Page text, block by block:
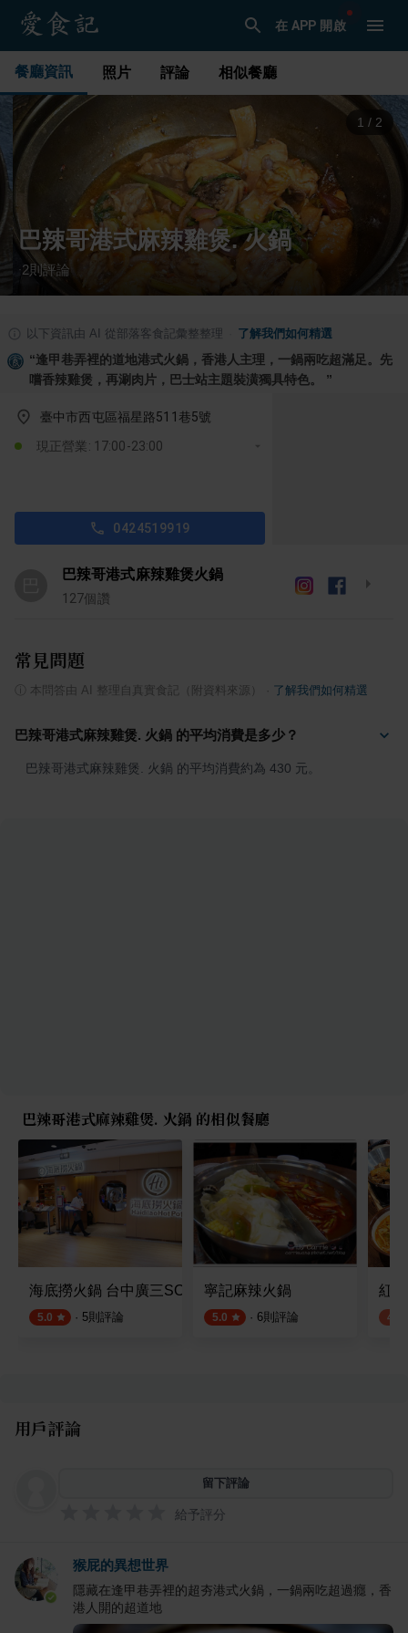
在 APP 開啟
餐廳資訊 照片 評論 相似餐廳
1 / 2
巴辣哥港式麻辣雞煲. 火鍋
·2 則評論
以下資訊由 AI 從部落客食記彙整整理 了解我們如何精選
“逢甲巷弄裡的道地港式火鍋，香港人主理，一鍋兩吃超滿足。先
嚐香辣雞煲，再涮肉片，巴士站主題裝潢獨具特色。 ”
臺中市西屯區福星路511巷5號
現正營業: 17:00-23:00
0424519919
巴辣哥港式麻辣雞煲火鍋
127個讚
常見問題
本問答由 AI 整理自真實食記（附資料來源） 了解我們如何精選
巴辣哥港式麻辣雞煲. 火鍋 的平均消費是多少？
巴辣哥港式麻辣雞煲. 火鍋 的平均消費約為 430 元。
巴辣哥港式麻辣雞煲. 火鍋 的相似餐廳
海底撈火鍋 台中廣三SOGO店
5.0 · 5則評論
寧記麻辣火鍋
5.0 · 6則評論
紅
4.0
用戶評論
留下評論
給予評分
猴屁的異想世界
隱藏在逢甲巷弄裡的超夯港式火鍋，一鍋兩吃超過癮，香
港人開的超道地